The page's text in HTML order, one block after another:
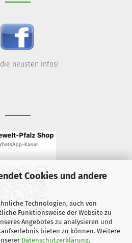
Cookies und andere
Technologien, auch von
Funktionsweise der Website zu
Angebotes zu analysieren und
bieten zu können. Weitere
Datenschutzerklärung.
neusten Infos!